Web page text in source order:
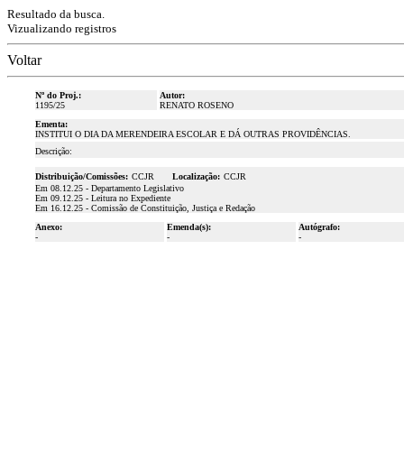
Resultado da busca.
Vizualizando registros
Voltar
Nº do Proj.:
1195/25
Autor:
RENATO ROSENO
Ementa:
INSTITUI O DIA DA MERENDEIRA ESCOLAR E DÁ OUTRAS PROVIDÊNCIAS.
Descrição:
Distribuição/Comissões: CCJR Localização: CCJR
Em 08.12.25 - Departamento Legislativo
Em 09.12.25 - Leitura no Expediente
Em 16.12.25 - Comissão de Constituição, Justiça e Redação
Anexo:
-
Emenda(s):
-
Autógrafo:
-